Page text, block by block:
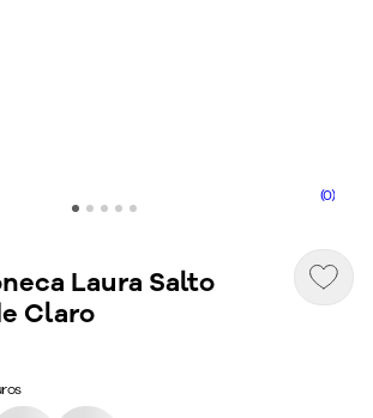
(0)
Laura Salto
Claro